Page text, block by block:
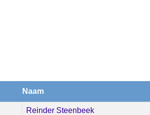
Naam
Reinder Steenbeek